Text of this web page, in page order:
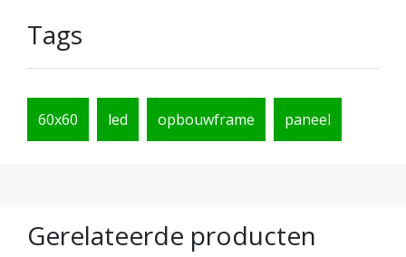
Tags
60x60 led opbouwframe paneel
Gerelateerde producten